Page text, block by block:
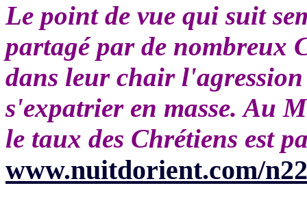
Le point de vue qui suit
partagé par de nombreux
dans leur chair
s'expatrier en masse. Au
le taux des Chrétiens est
www.nuitdorient.com/